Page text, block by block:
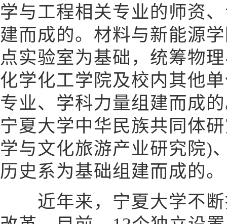
学与工程相关专业的师资
建而成的。材料与新能源
点实验室为基础，统筹物
化学化工学院及校内其他
专业、学科力量组建而成
宁夏大学中华民族共同体
学与文化旅游产业研究院)
历史系为基础组建而成的。
近年来，宁夏大学不断